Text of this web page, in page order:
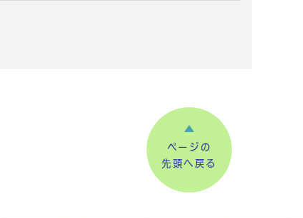
ページの
先頭へ戻る